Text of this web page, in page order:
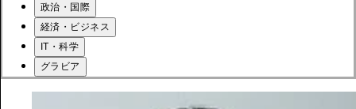
政治・国際
経済・ビジネス
IT・科学
グラビア